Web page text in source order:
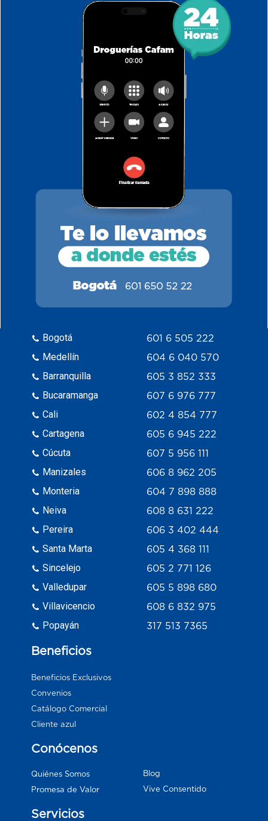
Bogotá
Medellín
Barranquilla
Bucaramanga
Cali
Cartagena
Cúcuta
Manizales
Monteria
Neiva
Pereira
Santa Marta
Sincelejo
Valledupar
Villavicencio
Popayán
601 6 505 222
604 6 040 570
605 3 852 333
607 6 976 777
602 4 854 777
605 6 945 222
607 5 956 111
606 8 962 205
604 7 898 888
608 8 631 222
606 3 402 444
605 4 368 111
605 2 771 126
605 5 898 680
608 6 832 975
317 513 7365
Beneficios
Beneficios Exclusivos
Convenios
Catálogo Comercial
Cliente azul
Conócenos
Quiénes Somos
Promesa de Valor
Blog
Vive Consentido
Servicios